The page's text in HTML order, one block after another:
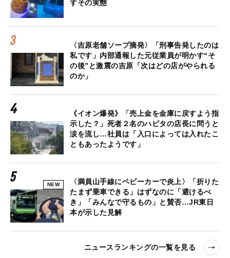
すその実態
〈吉原老舗ソープ摘発〉「刑事告発したのは
私です」内部通報した元従業員が明かす“そ
の後”と激震の吉原「次はどの店がやられる
のか」
《イオン爆発》「売上金を金庫に戻すよう指
示した？」死者２名のハビタの店長に問うと
涙を流し…社員は「入口によっては入れたこ
ともあったようです」
NEW
〈満員山手線にベビーカーで炎上〉「折りた
たまず乗車できる」はずなのに「避けるべ
き」「みんなで守るもの」と賛否…JR東日
本が示した見解
ニュースランキングの一覧を見る